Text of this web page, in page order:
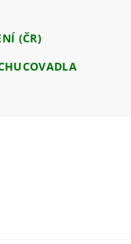
(ČR)